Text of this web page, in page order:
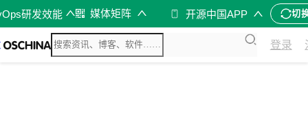
研发效能 媒体矩阵 开源中国APP 切
登录